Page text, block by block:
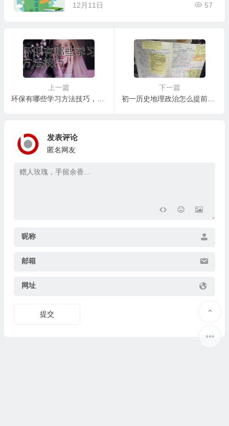
12月11日 57
上一篇
下一篇
初一历史地理政治怎么提前学， 初一历史地理政治如何有效预习及提升学习效率
发表评论
匿名网友
昵称
邮箱
网址
提交